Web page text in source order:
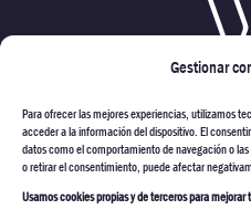
Gestionar
Para ofrecer las mejores experiencias, utilizamos
acceder a la información del dispositivo. El
datos como el comportamiento de navegación o
o retirar el consentimiento, puede afectar
Usamos cookies propias y de terceros para
VARMONT